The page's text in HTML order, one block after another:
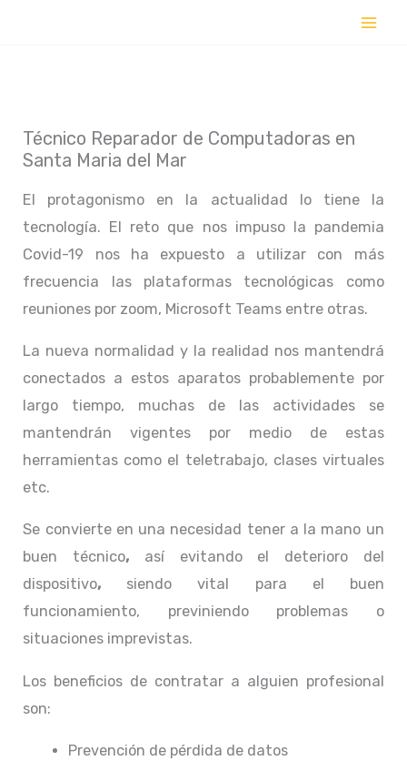
Técnico Reparador de Computadoras en
Santa Maria del Mar
El protagonismo en la actualidad lo tiene la
tecnología. El reto que nos impuso la pandemia
Covid-19 nos ha expuesto a utilizar con más
frecuencia las plataformas tecnológicas como
reuniones por zoom, Microsoft Teams entre otras.
La nueva normalidad y la realidad nos mantendrá
conectados a estos aparatos probablemente por
largo tiempo, muchas de las actividades se
mantendrán vigentes por medio de estas
herramientas como el teletrabajo, clases virtuales
etc.
Se convierte en una necesidad tener a la mano un
buen técnico, así evitando el deterioro del
dispositivo, siendo vital para el buen
funcionamiento, previniendo problemas o
situaciones imprevistas.
Los beneficios de contratar a alguien profesional
son:
Prevención de pérdida de datos